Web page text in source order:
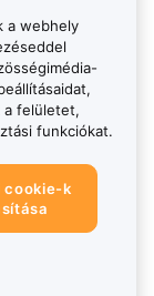
a webhely
a felületet,
funkciókat.
cookie-k